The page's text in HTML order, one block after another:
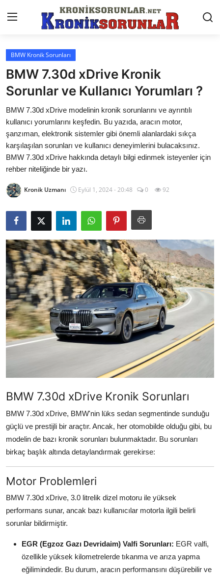
Anasayfa
Markalar
İletişim
Trafik & Cezalar
Sigorta & Kasko
Vergi & ÖTV & MTV
Muayene & Ruhsat
Sorgulamalar
Bakım & Arıza Çözümleri
Elektrikli & Hibrit
Kiralama & Filo
Sürüş & Güvenlik
Lastik & Jant
Elektrik & Akü
Klima & Konfor
Aydınlatma & Görüş
Dizel Sistemler
Multimedya & Elektronik
BMW Kronik Sorunları
BMW 7.30d xDrive Kronik
Sorunlar ve Kullanıcı Yorumları ?
BMW 7.30d xDrive modelinin kronik sorunlarını ve ayrıntılı
kullanıcı yorumlarını keşfedin. Bu yazıda, aracın motor,
şanzıman, elektronik sistemler gibi önemli alanlardaki sıkça
karşılaşılan sorunları ve kullanıcı deneyimlerini bulacaksınız.
BMW 7.30d xDrive hakkında detaylı bilgi edinmek isteyenler için
rehber niteliğinde bir yazı.
Kronik Uzmanı Eylül 1, 2024 - 20:48 0 92
BMW 7.30d xDrive Kronik Sorunları
BMW 7.30d xDrive, BMW'nin lüks sedan segmentinde sunduğu
güçlü ve prestijli bir araçtır. Ancak, her otomobilde olduğu gibi, bu
modelin de bazı kronik sorunları bulunmaktadır. Bu sorunları
birkaç başlık altında detaylandırmak gerekirse:
Motor Problemleri
BMW 7.30d xDrive, 3.0 litrelik dizel motoru ile yüksek
performans sunar, ancak bazı kullanıcılar motorla ilgili belirli
sorunlar bildirmiştir.
EGR (Egzoz Gazı Devridaim) Valfi Sorunları: EGR valfi,
özellikle yüksek kilometrelerde tıkanma ve arıza yapma
eğilimindedir. Bu durum, aracın performansını düşürebilir ve